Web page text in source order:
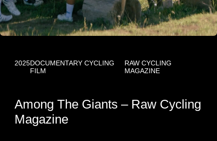
2025DOCUMENTARY CYCLING
FILM
RAW CYCLING
MAGAZINE
Among The Giants – Raw Cycling
Magazine